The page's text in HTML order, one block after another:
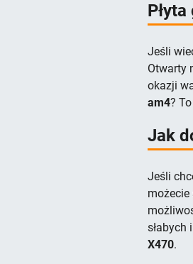
Jeśli
Otwarty
okazji
am4?
Jak
Jeśli
słabych
X470.